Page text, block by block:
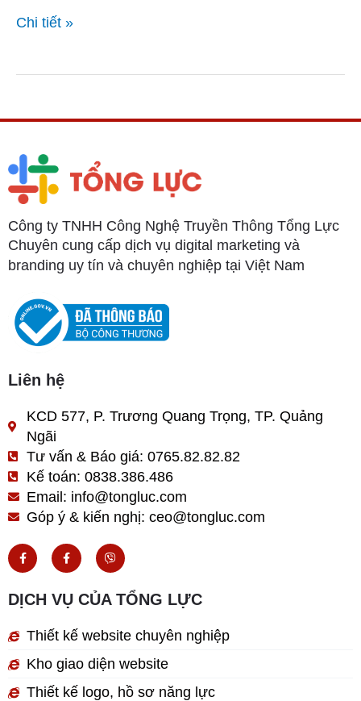
giá
Chi tiết »
Công ty TNHH Công Nghệ Truyền Thông Tổng Lực
Chuyên cung cấp dịch vụ digital marketing và
branding uy tín và chuyên nghiệp tại Việt Nam
Liên hệ
KCD 577, P. Trương Quang Trọng, TP. Quảng
Ngãi
Tư vấn & Báo giá: 0765.82.82.82
Kế toán: 0838.386.486
Email: info@tongluc.com
Góp ý & kiến nghị: ceo@tongluc.com
F
a
c
b
o
F
a
c
b
o
-
V
i
b
r
DỊCH VỤ CỦA TỔNG LỰC
Thiết kế website chuyên nghiệp
Kho giao diện website
Thiết kế logo, hồ sơ năng lực